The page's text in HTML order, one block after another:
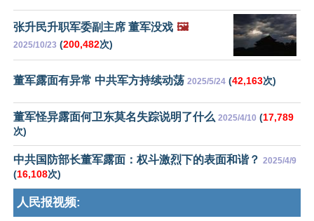
张升民升职军委副主席 董军没戏 🖼️
2025/10/23 (200,482次)
董军露面有异常 中共军方持续动荡 2025/5/24 (42,163次)
董军怪异露面何卫东莫名失踪说明了什么 2025/4/10 (17,789
次)
中共国防部长董军露面：权斗激烈下的表面和谐？ 2025/4/9
(16,108次)
人民报视频: